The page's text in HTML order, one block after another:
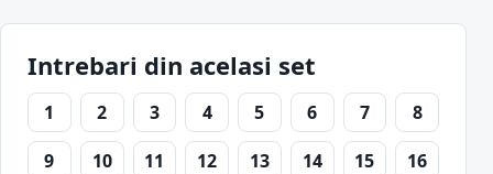
Intrebari din acelasi set
1 2 3 4 5 6 7
8
9
10 11 12 13 14 15
16